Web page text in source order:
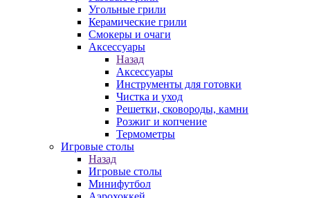
Угольные грили
Керамические грили
Смокеры и очаги
Аксессуары
Назад
Аксессуары
Инструменты для готовки
Чистка и уход
Решетки, сковороды, камни
Розжиг и копчение
Термометры
Игровые столы
Назад
Игровые столы
Минифутбол